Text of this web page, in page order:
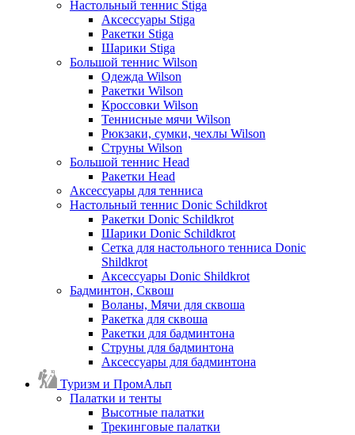
Настольный теннис Stiga
Аксессуары Stiga
Ракетки Stiga
Шарики Stiga
Большой теннис Wilson
Одежда Wilson
Ракетки Wilson
Кроссовки Wilson
Теннисные мячи Wilson
Рюкзаки, сумки, чехлы Wilson
Струны Wilson
Большой теннис Head
Ракетки Head
Аксессуары для тенниса
Настольный теннис Donic Schildkrot
Ракетки Donic Schildkrot
Шарики Donic Schildkrot
Сетка для настольного тенниса Donic
Shildkrot
Аксессуары Donic Shildkrot
Бадминтон, Сквош
Воланы, Мячи для сквоша
Ракетка для сквоша
Ракетки для бадминтона
Струны для бадминтона
Аксессуары для бадминтона
Туризм и ПромАльп
Палатки и тенты
Высотные палатки
Трекинговые палатки